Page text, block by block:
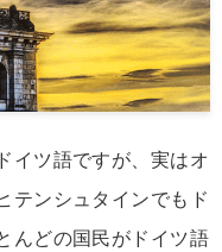
イツ語ですが、実はオ
テンシュタインでもド
んどの国民がドイツ語